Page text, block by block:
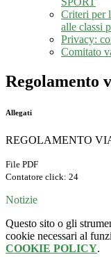
Criteri per
alle classi
Privacy:
Comitato
Regolamento
Allegati
REGOLAMENTO
File PDF
Contatore click: 24
Notizie
Questo sito o gli
cookie necessari al
COOKIE POLICY.